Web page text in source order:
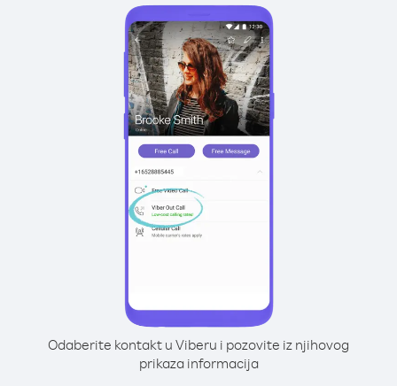
Odaberite kontakt u Viberu i pozovite iz njihovog
prikaza informacija